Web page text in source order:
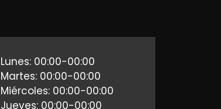
Lunes: 00:00-00:00
Martes: 00:00-00:00
Miércoles: 00:00-00:00
Jueves: 00:00-00:00